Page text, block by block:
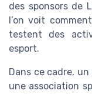
des sponsors de
l’on voit
testent des
esport.
Dans ce cadre,
une association